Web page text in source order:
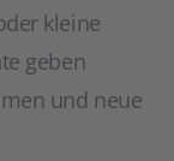
kleine
geben
und neue